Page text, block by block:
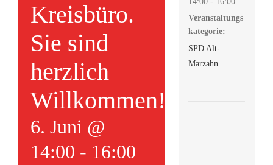
Kreisbüro.
Sie sind
herzlich
Willkommen!
6. Juni @
14:00 - 16:00
Veranstaltungs
kategorie:
SPD Alt-
Marzahn